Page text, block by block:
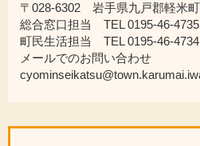
〒028-6302 岩手県九戸郡軽米
総合窓口担当 TEL 0195-46-4735
町民生活担当 TEL 0195-46-4734
メールでのお問い合わせ